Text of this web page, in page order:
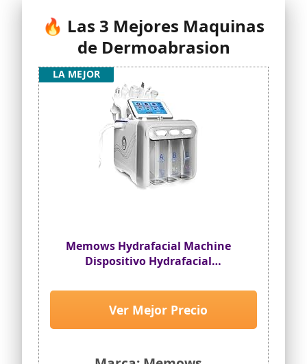
🔥 Las 3 Mejores Maquinas
de Dermoabrasion
Memows Hydrafacial Machine
Dispositivo Hydrafacial
Oxígeno Máquina de Belleza
Hydrodermabrasion Máquina de
Cuidado de la Piel Hydro La
Ver Mejor Precio
LA MEJOR